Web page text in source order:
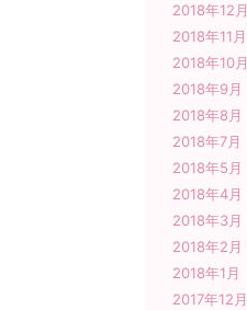
2018年12月
2018年11月
2018年10月
2018年9月
2018年8月
2018年7月
2018年5月
2018年4月
2018年3月
2018年2月
2018年1月
2017年12月